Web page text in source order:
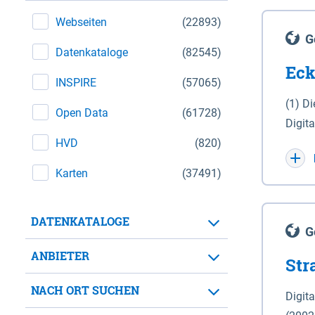
(22893)
Webseiten
(82545)
Datenkataloge
(57065)
INSPIRE
(61728)
Open Data
(820)
HVD
(37491)
Karten
DATENKATALOGE
ANBIETER
NACH ORT SUCHEN
(1)
WGS
für
der in